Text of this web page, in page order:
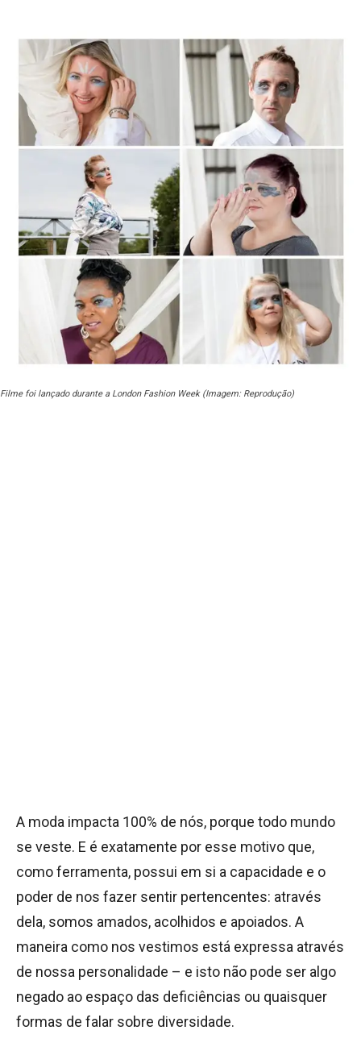
Filme foi lançado durante a London Fashion Week (Imagem: Reprodução)
A moda impacta 100% de nós, porque todo mundo
se veste. E é exatamente por esse motivo que,
como ferramenta, possui em si a capacidade e o
poder de nos fazer sentir pertencentes: através
dela, somos amados, acolhidos e apoiados. A
maneira como nos vestimos está expressa através
de nossa personalidade – e isto não pode ser algo
negado ao espaço das deficiências ou quaisquer
formas de falar sobre diversidade.